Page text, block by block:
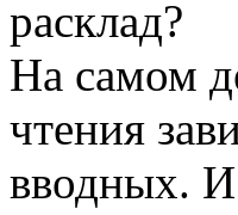
расклад?
На самом
чтения
вводных.